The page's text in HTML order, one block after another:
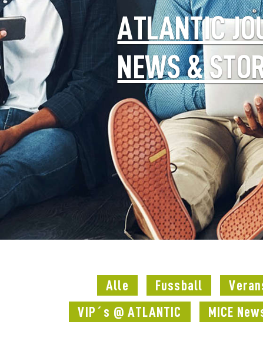
ATLANTIC
NEWS &
Alle Fussball
VIP´s @ ATLANTIC
MICE